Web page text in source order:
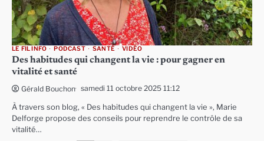
LE FIL INFO PODCAST SANTÉ VIDÉO
Des habitudes qui changent la vie : pour gagner en
vitalité et santé
Gérald Bouchon samedi 11 octobre 2025 11:12
À travers son blog, « Des habitudes qui changent la vie », Marie
Delforge propose des conseils pour reprendre le contrôle de sa
vitalité…